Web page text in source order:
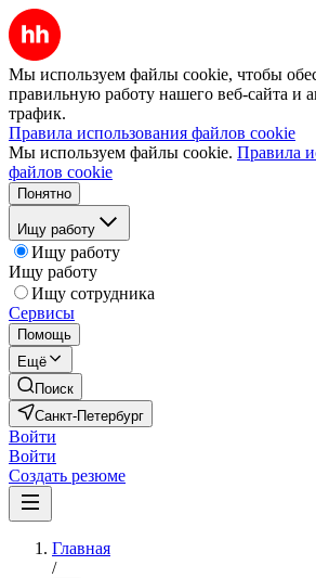
Мы используем файлы cookie, чтобы
правильную работу нашего веб-сайта и
трафик.
Правила использования файлов cookie
Мы используем файлы cookie. Правила
файлов cookie
Понятно
Ищу работу
Ищу работу
Ищу работу
Ищу сотрудника
Сервисы
Помощь
Ещё
Поиск
Санкт-Петербург
Войти
Войти
Создать резюме
Главная
/